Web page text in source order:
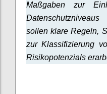
Maßgaben zur
sollen klare Regeln,
zur Klassifizierung
Risikopotenzials